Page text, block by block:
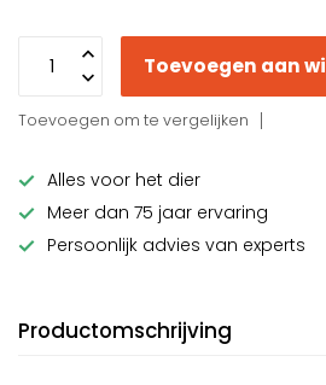
Toevoegen aan
Toevoegen om te vergelijken
Alles voor het dier
Meer dan 75 jaar ervaring
Persoonlijk advies van experts
Productomschrijving